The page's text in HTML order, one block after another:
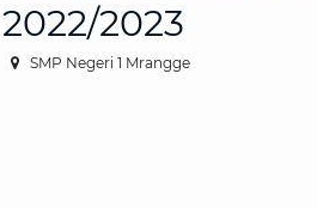
2022/2023
SMP Negeri 1 Mrangge